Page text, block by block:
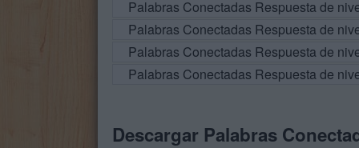
Palabras Conectadas Respuesta de
Palabras Conectadas Respuesta de
Palabras Conectadas Respuesta de
Palabras Conectadas Respuesta de
Descargar Palabras